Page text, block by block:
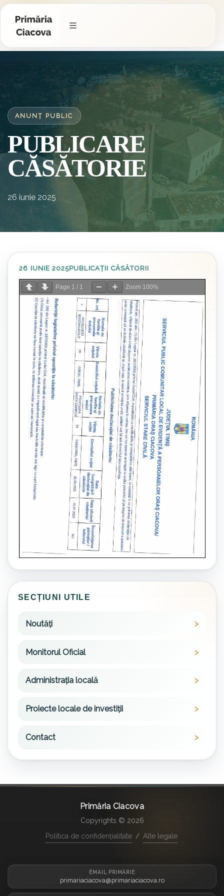
ANUNȚ PUBLIC
PUBLICARE
CĂSĂTORIE
26 iunie 2025
26 IUNIE 2025PUBLICAȚII CĂSĂTORII
Page 1 / 1 Zoom 100%
SECȚIUNI UTILE
Noutăți
Monitorul Oficial
Administrația locală
Proiecte locale de investiții
Contact
Primăria Ciacova
Copyrights © 2026
Politica de confidențialitate / Alte legale
EMAIL PRIMĂRIE
primariaciacova@primariaciacova.ro